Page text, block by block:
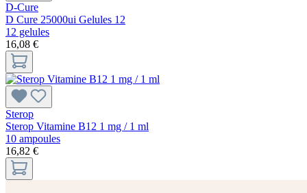
D-Cure
D Cure 25000ui Gelules 12
12 gelules
16,08 €
Sterop
Sterop Vitamine B12 1 mg / 1 ml
10 ampoules
16,82 €